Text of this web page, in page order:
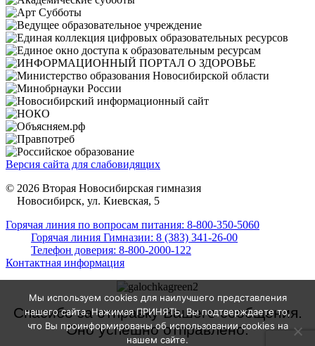
Версия сайта для слабовидящих
© 2026 Вторая Новосибирская гимназия
Новосибирск, ул. Киевская, 5
Горячая линия по вопросам питания: 8-800-350-5060
Горячая линия Гимназии: 8 (383) 341-26-00
Телефон доверия: 8-800-2000-122
Контактная информация
Спасибо за отправку Вашего сообщения.
Оно успешно отправлено.
Мы используем cookies для наилучшего представления
нашего сайта. Нажимая ПРИНЯТЬ, Вы подтверждаете то,
что Вы проинформированы об использовании cookies на
нашем сайте.